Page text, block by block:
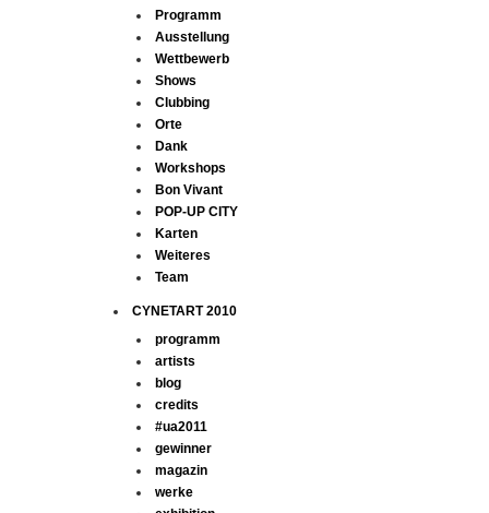
Programm
Ausstellung
Wettbewerb
Shows
Clubbing
Orte
Dank
Workshops
Bon Vivant
POP-UP CITY
Karten
Weiteres
Team
CYNETART 2010
programm
artists
blog
credits
#ua2011
gewinner
magazin
werke